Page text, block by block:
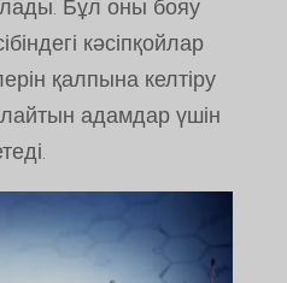
Бұл оны бояу
кәсіпқойлар
қалпына келтіру
адамдар үшін